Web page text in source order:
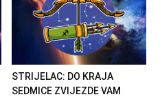
STRIJELAC: DO KRAJA
SEDMICE ZVIJEZDE VAM